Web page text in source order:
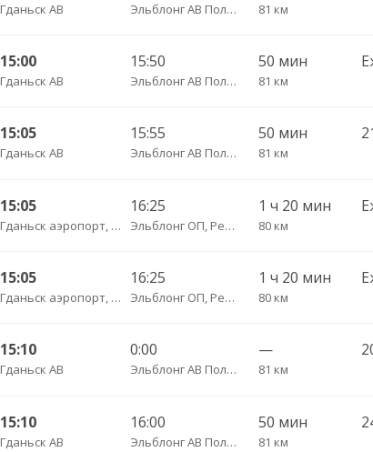
Гданьск АВ Эльблонг АВ Польша, ул. Грунвальдска, 61 81 км
15:00
Гданьск АВ
15:50
Эльблонг АВ Польша, ул. Грунвальдска, 61
50 мин
81 км
15:05
Гданьск АВ
15:55
Эльблонг АВ Польша, ул. Грунвальдска, 61
50 мин
81 км
15:05
Гданьск аэропорт, ул. Ю. Словацкого, 200, платформа 7
16:25
Эльблонг ОП, Республика Польша, г. пл. Дворцовы, д. 4
1 ч 20 мин
80 км
15:05
Гданьск аэропорт, ул. Ю. Словацкого, 200, платформа 7
16:25
Эльблонг ОП, Республика Польша, г. пл. Дворцовы, д. 4
1 ч 20 мин
80 км
15:10
Гданьск АВ
0:00
Эльблонг АВ Польша, ул. Грунвальдска, 61
—
81 км
15:10
Гданьск АВ
16:00
Эльблонг АВ Польша, ул. Грунвальдска, 61
50 мин
81 км